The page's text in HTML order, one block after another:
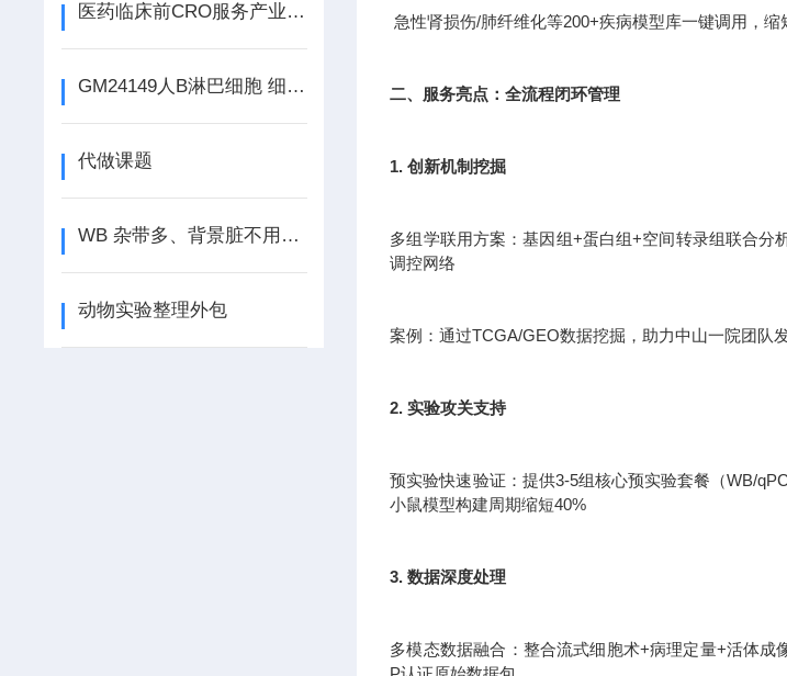
医药临床前CRO服务产业是新兴的产业
GM24149人B淋巴细胞 细胞类型 组织来源 注意事项
代做课题
WB 杂带多、背景脏不用愁，吉奥蓝图来搞定
动物实验整理外包
急性肾损伤/肺纤维化等200+疾病模型库一键调用，缩
二、服务亮点：全流程闭环管理
1. 创新机制挖掘
多组学联用方案：基因组+蛋白组+空间转录组联合分
调控网络
案例：通过TCGA/GEO数据挖掘，助力中山一院团队
2. 实验攻关支持
预实验快速验证：提供3-5组核心预实验套餐（WB/
小鼠模型构建周期缩短40%
3. 数据深度处理
多模态数据融合：整合流式细胞术+病理定量+活体